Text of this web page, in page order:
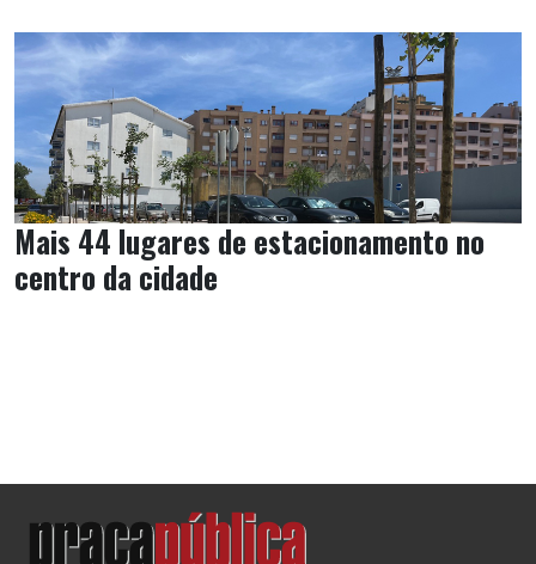
Mais 44 lugares de estacionamento no
centro da cidade